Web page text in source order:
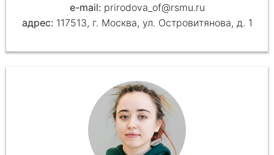
prirodova_of@rsmu.ru
117513, г. Москва, ул. Островитянова, д. 1